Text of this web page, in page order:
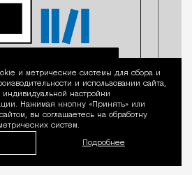
Уведомление
и метрические системы для сбора и
и использовании сайта,
настройки
Нажимая кнопку «Принять» или
вы соглашаетесь на обработку
систем.
Подробнее